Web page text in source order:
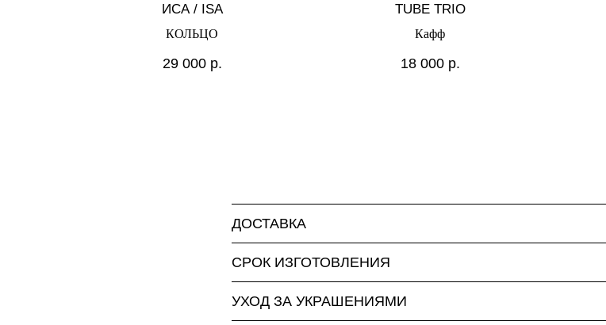
ИСА / ISA
КОЛЬЦО
29 000 р.
TUBE TRIO
Кафф
18 000 р.
ДОСТАВКА
СРОК ИЗГОТОВЛЕНИЯ
УХОД ЗА УКРАШЕНИЯМИ